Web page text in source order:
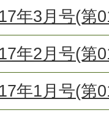
年3月号(第
年2月号(第
年1月号(第